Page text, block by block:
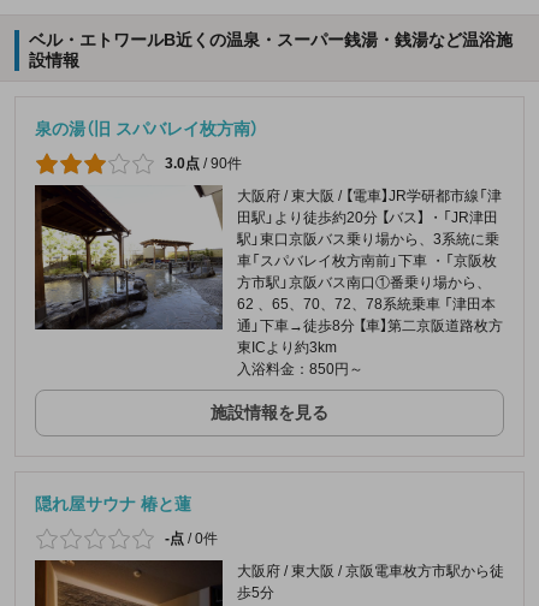
ベル・エトワールB近くの温泉・スーパー銭湯・銭湯など温浴施
設情報
泉の湯（旧 スパバレイ枚方南）
3.0点 /90件
大阪府 / 東大阪 / 【電車】JR学研都市線「津
田駅」より徒歩約20分 【バス】 ・「JR津田
駅」東口京阪バス乗り場から、3系統に乗
車「スパバレイ枚方南前」下車 ・「京阪枚
方市駅」京阪バス南口①番乗り場から、
62 、65、70、72、78系統乗車 「津田本
通」下車→徒歩8分 【車】第二京阪道路枚方
東ICより約3km
入浴料金：850円～
施設情報を見る
隠れ屋サウナ 椿と蓮
-点 /0件
大阪府 / 東大阪 / 京阪電車枚方市駅から徒
歩5分